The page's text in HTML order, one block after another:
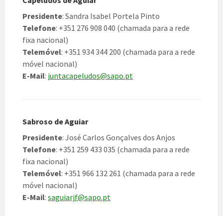
Presidente: Sandra Isabel Portela Pinto
Telefone: +351 276 908 040 (chamada para a rede
fixa nacional)
Telemóvel: +351 934 344 200 (chamada para a rede
móvel nacional)
E-Mail: juntacapeludos@sapo.pt
Sabroso de Aguiar
Presidente: José Carlos Gonçalves dos Anjos
Telefone: +351 259 433 035 (chamada para a rede
fixa nacional)
Telemóvel: +351 966 132 261 (chamada para a rede
móvel nacional)
E-Mail: saguiarjf@sapo.pt